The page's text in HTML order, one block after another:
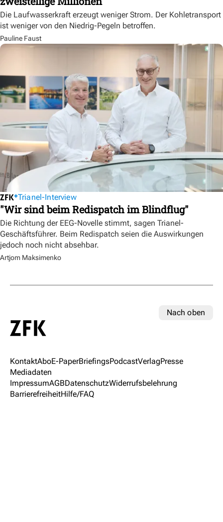
Die Laufwasserkraft erzeugt weniger Strom. Der Kohletransport
ist weniger von den Niedrig-Pegeln betroffen.
Pauline Faust
Trianel-Interview
"Wir sind beim Redispatch im Blindflug"
Die Richtung der EEG-Novelle stimmt, sagen Trianel-
Geschäftsführer. Beim Redispatch seien die Auswirkungen
jedoch noch nicht absehbar.
Artjom Maksimenko
Nach oben
KontaktAboE-PaperBriefingsPodcastVerlagPresse
Mediadaten
ImpressumAGBDatenschutzWiderrufsbelehrung
BarrierefreiheitHilfe/FAQ